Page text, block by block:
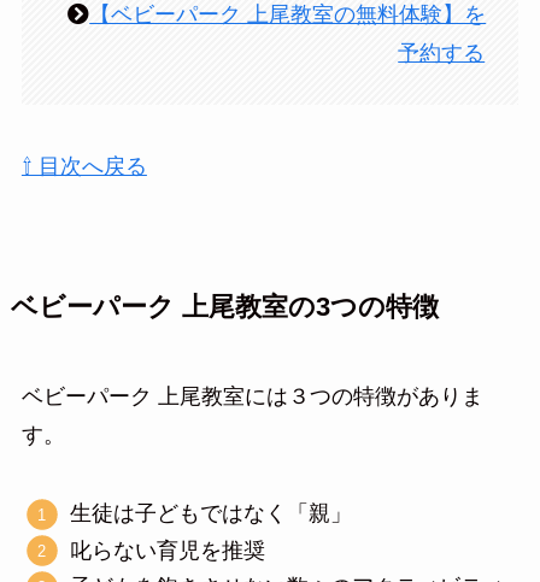
【ベビーパーク 上尾教室の無料体験】を
予約する
⇧ 目次へ戻る
ベビーパーク 上尾教室の3つの特徴
ベビーパーク 上尾教室には３つの特徴がありま
す。
生徒は子どもではなく「親」
叱らない育児を推奨